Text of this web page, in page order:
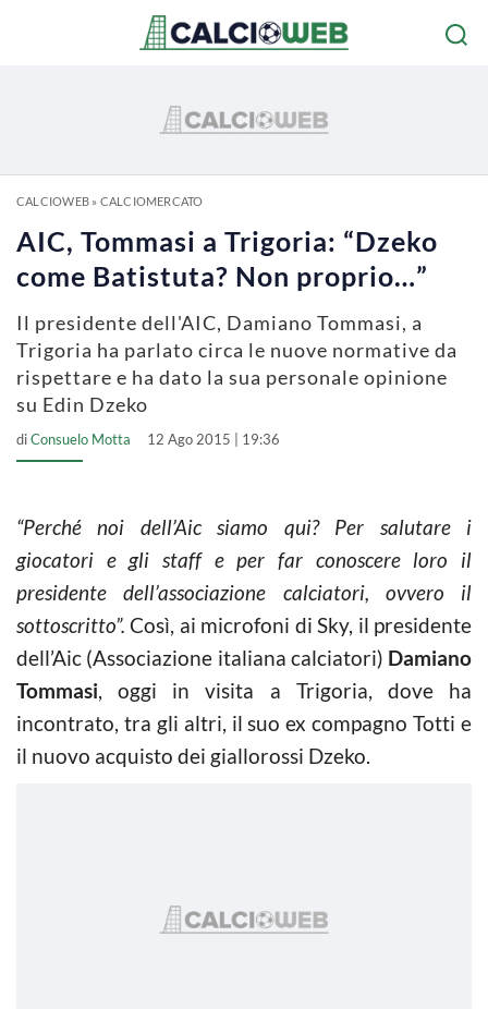
CALCIOWEB» CALCIOMERCATO
AIC, Tommasi a Trigoria: “Dzeko
come Batistuta? Non proprio…”
Il presidente dell'AIC, Damiano Tommasi, a
Trigoria ha parlato circa le nuove normative da
rispettare e ha dato la sua personale opinione
su Edin Dzeko
diConsuelo Motta 12 Ago 2015 | 19:36
“Perché noi dell’Aic siamo qui? Per salutare i
giocatori e gli staff e per far conoscere loro il
presidente dell’associazione calciatori, ovvero il
sottoscritto”.Così, ai microfoni di Sky, il presidente
dell’Aic (Associazione italiana calciatori) Damiano
Tommasi, oggi in visita a Trigoria, dove ha
incontrato, tra gli altri, il suo ex compagno Totti e
il nuovo acquisto dei giallorossi Dzeko.